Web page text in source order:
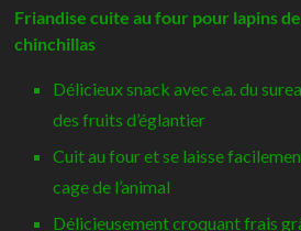
bois
Versele-
Friandise cuite au four pour lapins
chinchillas
Délicieux snack avec e.a. du
des fruits d’églantier
Cuit au four et se laisse
cage de l’animal
Délicieusement croquant frais